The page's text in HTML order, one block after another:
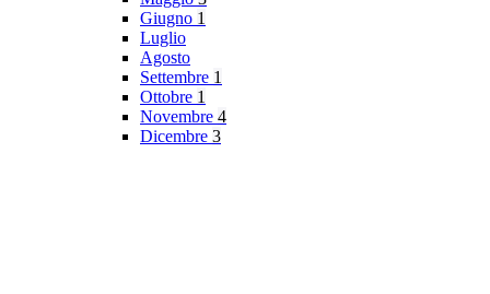
Giugno 1
Luglio
Agosto
Settembre 1
Ottobre 1
Novembre 4
Dicembre 3